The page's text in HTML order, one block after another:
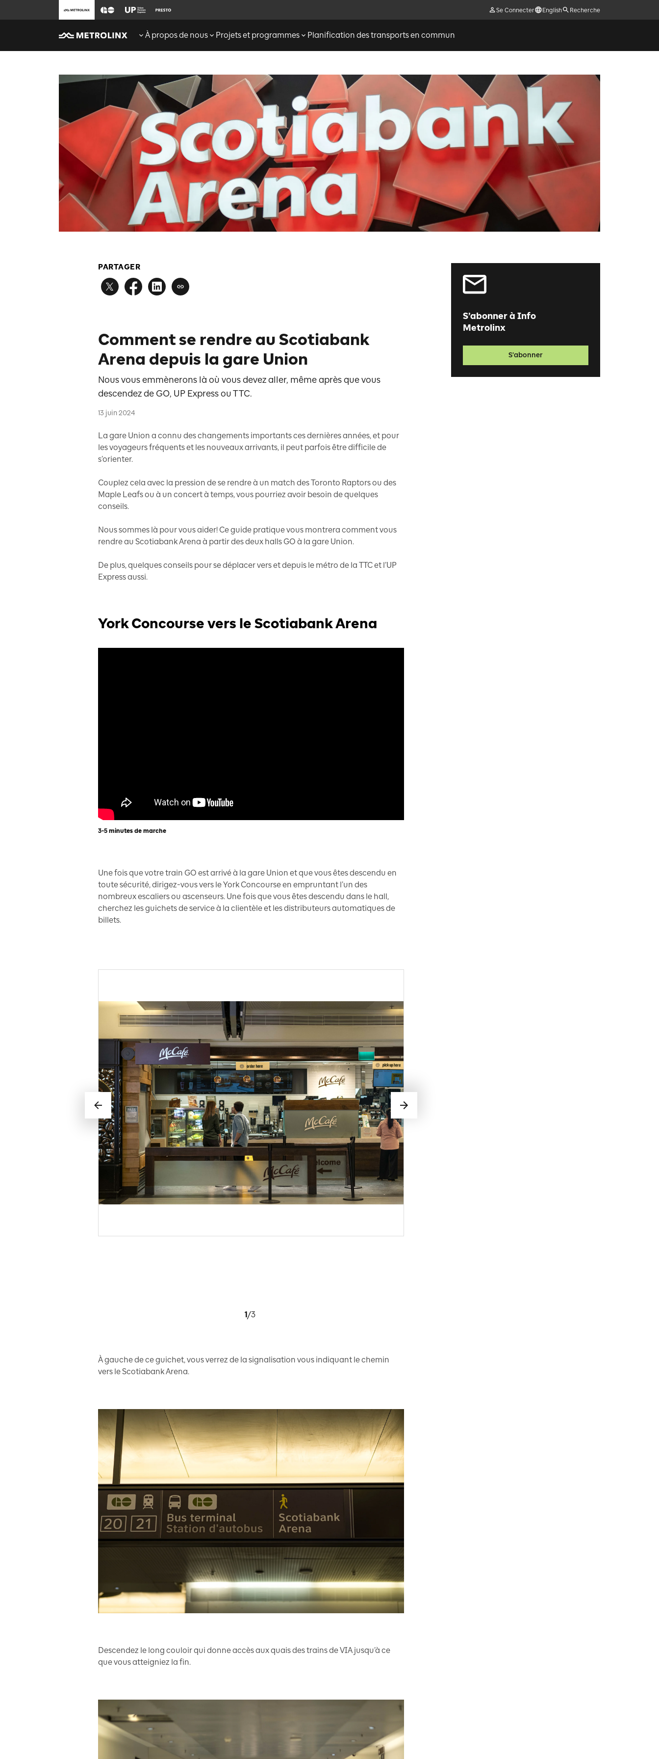
Se Connecter English Recherche
À propos de nous Projets et programmes Planification des transports en commun
PARTAGER
Comment se rendre au Scotiabank
Arena depuis la gare Union
Nous vous emmènerons là où vous devez aller, même après que vous
descendez de GO, UP Express ou TTC.
13 juin 2024
La gare Union a connu des changements importants ces dernières années, et pour
les voyageurs fréquents et les nouveaux arrivants, il peut parfois être difficile de
s’orienter.
Couplez cela avec la pression de se rendre à un match des Toronto Raptors ou des
Maple Leafs ou à un concert à temps, vous pourriez avoir besoin de quelques
conseils.
Nous sommes là pour vous aider! Ce guide pratique vous montrera comment vous
rendre au Scotiabank Arena à partir des deux halls GO à la gare Union.
De plus, quelques conseils pour se déplacer vers et depuis le métro de la TTC et l’UP
Express aussi.
York Concourse vers le Scotiabank Arena
3-5 minutes de marche
Une fois que votre train GO est arrivé à la gare Union et que vous êtes descendu en
toute sécurité, dirigez-vous vers le York Concourse en empruntant l’un des
nombreux escaliers ou ascenseurs. Une fois que vous êtes descendu dans le hall,
cherchez les guichets de service à la clientèle et les distributeurs automatiques de
billets.
1/3
À gauche de ce guichet, vous verrez de la signalisation vous indiquant le chemin
vers le Scotiabank Arena.
Descendez le long couloir qui donne accès aux quais des trains de VIA jusqu’à ce
que vous atteigniez la fin.
S’abonner à Info
Metrolinx
S’abonner